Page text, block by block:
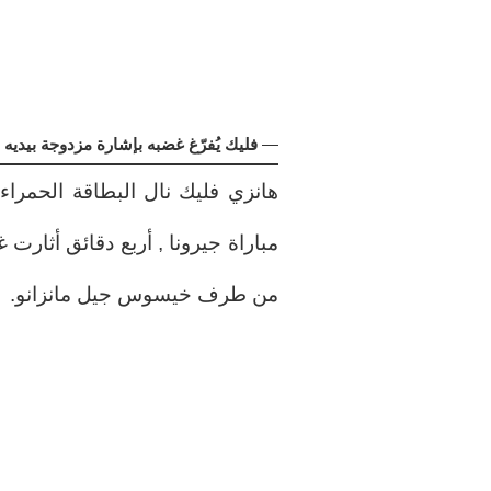
— فليك يُفرّغ غضبه بإشارة مزدوجة
هانزي فليك نال البطاقة
مباراة جيرونا , أربع دقائق
من طرف خيسوس جيل مانزانو.